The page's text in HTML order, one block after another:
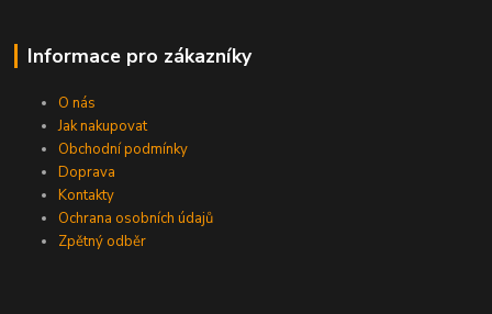
Informace pro zákazníky
O nás
Jak nakupovat
Obchodní podmínky
Doprava
Kontakty
Ochrana osobních údajů
Zpětný odběr